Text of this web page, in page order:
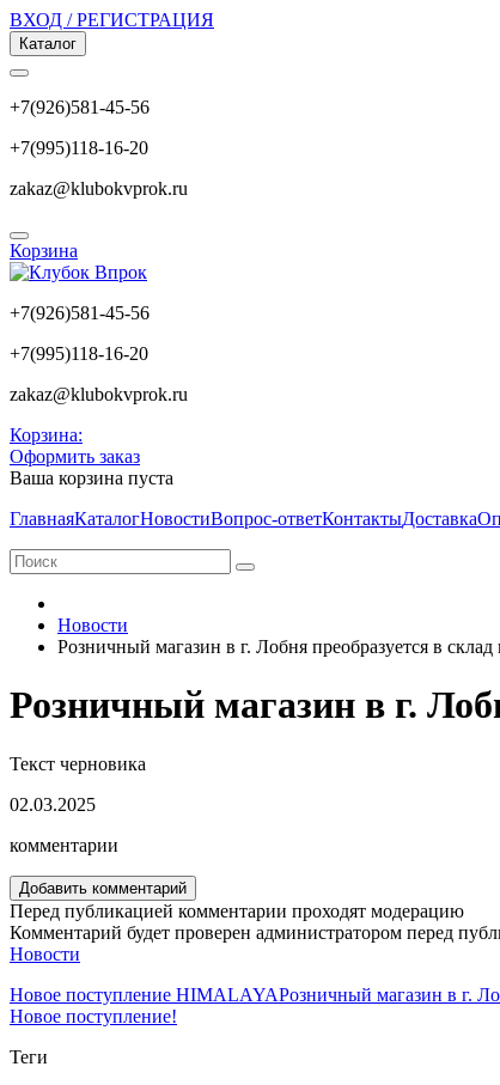
ВХОД / РЕГИСТРАЦИЯ
Каталог
+7(926)581-45-56
+7(995)118-16-20
zakaz@klubokvprok.ru
Корзина
+7(926)581-45-56
+7(995)118-16-20
zakaz@klubokvprok.ru
Корзина:
Оформить заказ
Ваша корзина пуста
ГлавнаяКаталогНовостиВопрос-ответКонтактыДоставка
Новости
Розничный магазин в г. Лобня преобразуется в склад
Розничный магазин в г.
Текст черновика
02.03.2025
комментарии
Добавить комментарий
Перед публикацией комментарии проходят модерацию
Комментарий будет проверен администратором перед
Новости
Новое поступление HIMALAYAРозничный магазин в г.
Новое поступление!
Теги